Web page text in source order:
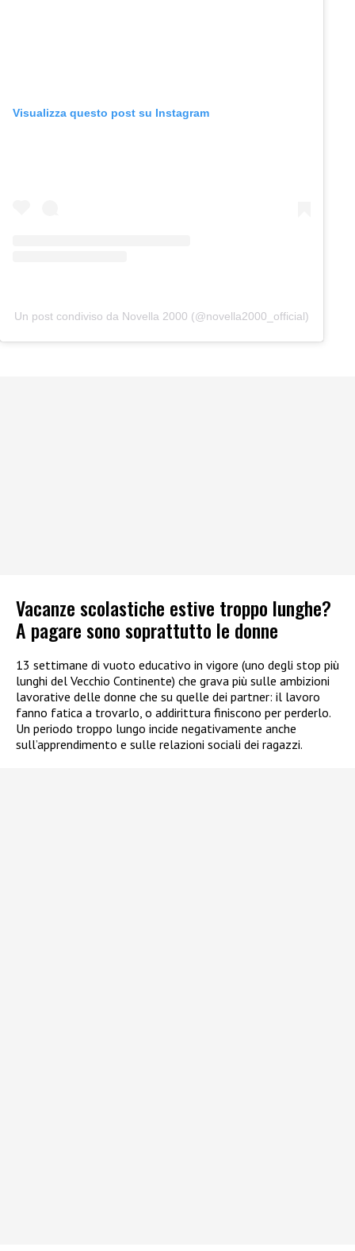
Visualizza questo post su Instagram
Un post condiviso da Novella 2000 (@novella2000_official)
Vacanze scolastiche estive troppo lunghe?
A pagare sono soprattutto le donne
13 settimane di vuoto educativo in vigore (uno degli stop più
lunghi del Vecchio Continente) che grava più sulle ambizioni
lavorative delle donne che su quelle dei partner: il lavoro
fanno fatica a trovarlo, o addirittura finiscono per perderlo.
Un periodo troppo lungo incide negativamente anche
sull’apprendimento e sulle relazioni sociali dei ragazzi.